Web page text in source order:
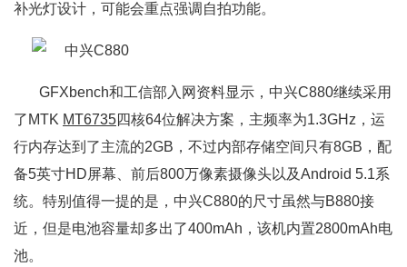
补光灯设计，可能会重点强调自拍功能。
GFXbench和工信部入网资料显示，中兴C880继续采用
了MTK MT6735四核64位解决方案，主频率为1.3GHz，运
行内存达到了主流的2GB，不过内部存储空间只有8GB，配
备5英寸HD屏幕、前后800万像素摄像头以及Android 5.1系
统。特别值得一提的是，中兴C880的尺寸虽然与B880接
近，但是电池容量却多出了400mAh，该机内置2800mAh电
池。